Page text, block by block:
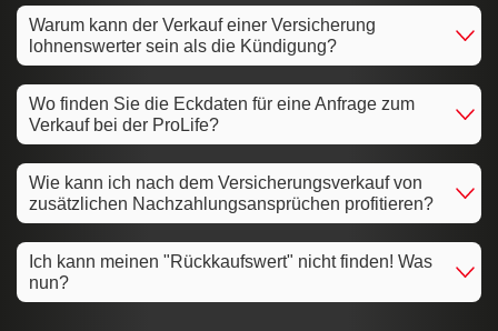
Warum kann der Verkauf einer Versicherung
lohnenswerter sein als die Kündigung?
Wo finden Sie die Eckdaten für eine Anfrage zum
Verkauf bei der ProLife?
Wie kann ich nach dem Versicherungsverkauf von
zusätzlichen Nachzahlungsansprüchen profitieren?
Ich kann meinen "Rückkaufswert" nicht finden! Was
nun?